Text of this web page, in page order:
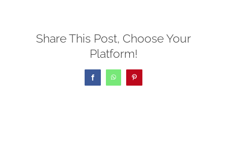
Share This Post, Choose Your
Platform!
FacebookWhatsApp